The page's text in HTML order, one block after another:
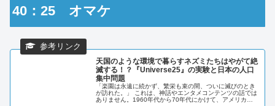
40：25 オマケ
天国のような環境で暮らすネズミたちはやがて絶
滅する！？『Universe25』の実験と日本の人口
集中問題
「楽園は永遠に続かず、繁栄も束の間、ついに滅びのとき
が訪れた。」 これは、神話やエンタメコンテンツの話では
ありません。1960年代から70年代にかけて、アメリカの